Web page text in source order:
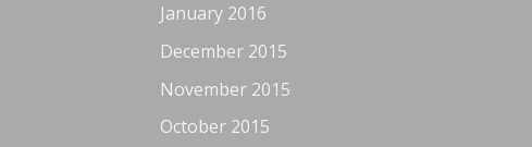
January 2016
December 2015
November 2015
October 2015